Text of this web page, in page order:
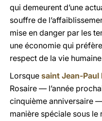
qui demeurent d’une
souffre de
mise en danger par les
une économie qui
respect de la vie
Lorsque saint Jean-Paul
Rosaire — l’année
cinquième anniversaire
manière spéciale sous